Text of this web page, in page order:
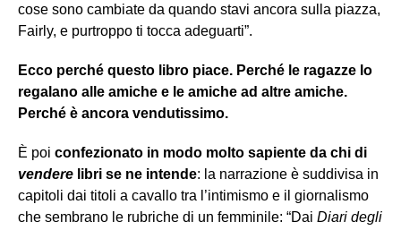
cose sono cambiate da quando stavi ancora sulla piazza,
Fairly, e purtroppo ti tocca adeguarti”.
Ecco perché questo libro piace. Perché le ragazze lo
regalano alle amiche e le amiche ad altre amiche.
Perché è ancora vendutissimo.
È poi confezionato in modo molto sapiente da chi di
vendere libri se ne intende: la narrazione è suddivisa in
capitoli dai titoli a cavallo tra l’intimismo e il giornalismo
che sembrano le rubriche di un femminile: “Dai Diari degli